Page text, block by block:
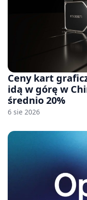
Ceny kart
idą w górę w
średnio 20%
6 sie 2026